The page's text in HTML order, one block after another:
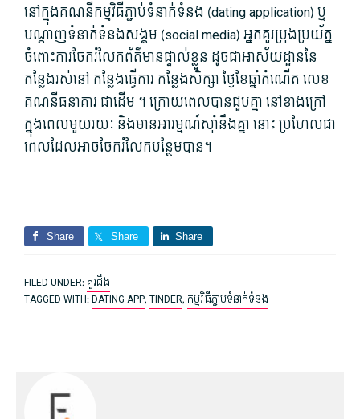
នៅ​ក្នុង​គណនី​កម្មវិធី​ភ្ជាប់​ទំនាក់ទំនង (dating application​) ឬ​
បណ្ដាញ​ទំនាក់ទំនង​សង្គម (social media​) អ្នក​គួរ​ប្រុងប្រយ័ត្ន​
ចំពោះ​ការចែក​រំលែក​ព័ត៌មាន​ផ្ទាល់ខ្លួន ដូចជា​អាស័យដ្ឋាន​នៃ​
កន្លែង​រស់នៅ កន្លែង​ធ្វើការ កន្លែង​សិក្សា ថ្ងៃខែ​ឆ្នាំ​កំណើត លេខ​
គណនី​ធនាគារ ជាដើម ។ ក្រោយពេល​បាន​ជួប​គ្នា នៅ​ខាងក្រៅ​
ក្នុង​ពេល​មួយ​រយៈ និង​មាន​អារម្មណ៍​ស៊ាំ​នឹងគ្នា នោះ ប្រហែលជា​
ពេល​ដែល​អាច​ចែករំលែក​បន្ថែម​បាន។
Share Share Share
FILED UNDER:គួរដឹង
TAGGED WITH:​DATING APP​,TINDER, ​កម្មវិធី​ភ្ជាប់​ទំនាក់ទំនង